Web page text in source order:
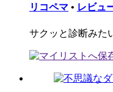
リコペマ • レビュ
サクッと診断みた